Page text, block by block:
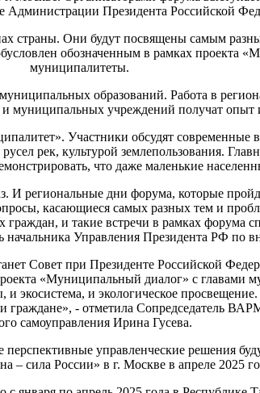
Президента Российской
страны. Они будут посвящены самым
обозначенным в рамках проекта
муниципалитеты.
образований. Работа в
муниципальных учреждений получат опыт
Участники обсудят современные
рек, культурой землепользования.
что даже маленькие
региональные дни форума, которые
касающиеся самых разных тем и
и такие встречи в рамках
Управления Президента РФ по
Совет при Президенте Российской
«Муниципальный диалог» с
экосистема, и экологическое
граждане», - отметила Сопредседатель
самоуправления Ирина Гусева.
управленческие решения
– сила России» в г. Москве в апреле 2025